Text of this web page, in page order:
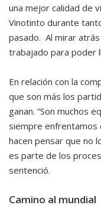
una mejor calidad de
Vinotinto durante
pasado. Al mirar
trabajado para poder
En relación con la
que son más los
ganan. “Son muchos
siempre enfrentamos
hacen pensar que no
es parte de los
sentenció.
Camino al mundial